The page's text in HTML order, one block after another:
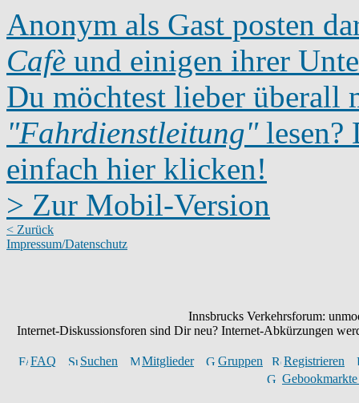
Anonym als Gast posten
Cafè und einigen ihrer
Du möchtest lieber überall
"Fahrdienstleitung"lesen?
einfach hier klicken!
> Zur Mobil-Version
< Zurück
Impressum/Datenschutz
Innsbrucks Verkehrsforum:
Internet-Diskussionsforen sind Dir neu? Internet-Abkürzungen
FAQ Suchen Mitglieder Gruppen
Registrieren